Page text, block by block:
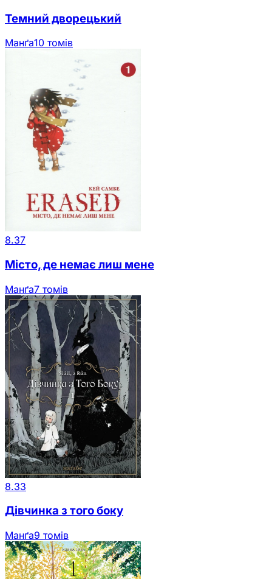
Темний дворецький
Манґа10 томів
8.37
Місто, де немає лиш мене
Манґа7 томів
8.33
Дівчинка з того боку
Манґа9 томів